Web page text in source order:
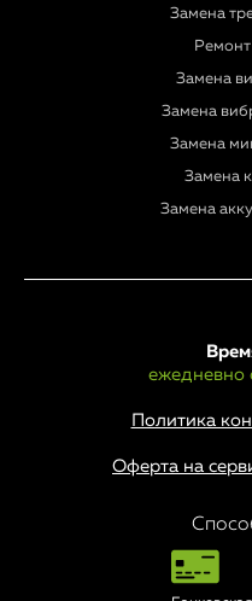
Замена
Замена
Замена
Замена
Замена
Замена
Политика
Оферта на